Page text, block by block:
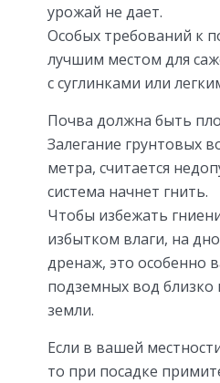
урожай не дает.
Особых требований к
лучшим местом для
с суглинками или
Почва должна быть
Залегание грунтовых
метра, считается
система начнет гнить.
Чтобы избежать
избытком влаги, на
дренаж, это особенно
подземных вод близко
земли.
Если в вашей
то при посадке